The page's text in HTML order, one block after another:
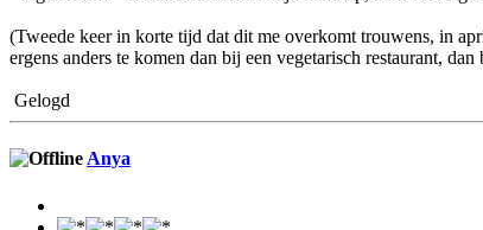
(Tweede keer in korte tijd dat dit me overkomt trouwens, in
ergens anders te komen dan bij een vegetarisch restaurant,
Gelogd
Anya